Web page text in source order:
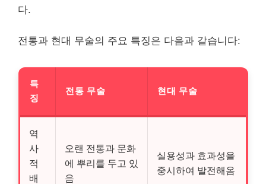
다.
전통과 현대 무술의 주요 특징은 다음과 같습니다:
특
징
전통 무술 현대 무술
역
사
적
배
오랜 전통과 문화
에 뿌리를 두고 있
음
실용성과 효과성을
중시하여 발전해옴